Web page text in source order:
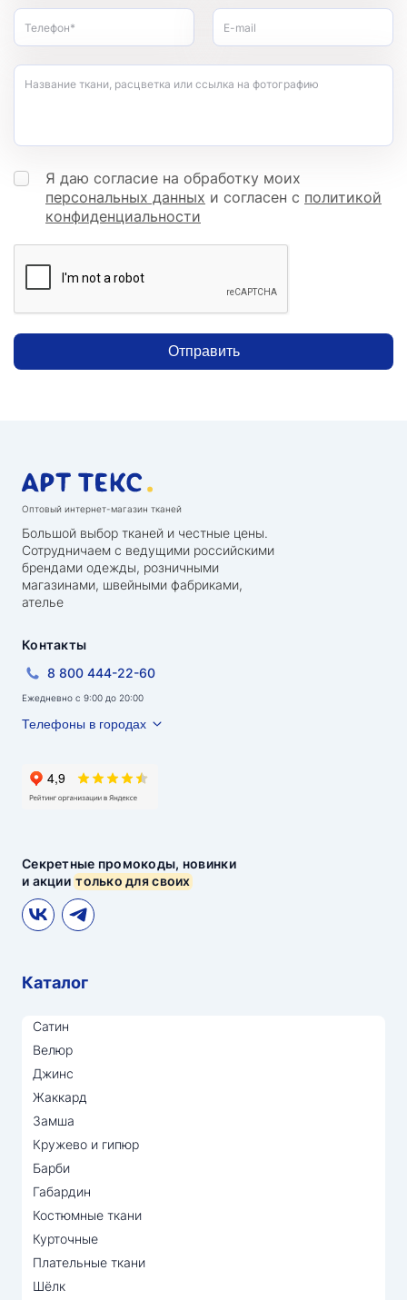
Телефон* E-mail
Название ткани, расцветка или ссылка на фотографию
Я даю согласие на обработку моих
персональных данных и согласен с политикой
конфиденциальности
Отправить
Оптовый интернет-магазин тканей
Большой выбор тканей и честные цены.
Сотрудничаем с ведущими российскими
брендами одежды, розничными
магазинами, швейными фабриками,
ателье
Секретные промокоды, новинки
и акциитолько для своих
Контакты
8 800 444-22-60
Ежедневно с 9:00 до 20:00
Телефоны в городах
Каталог
Сатин
Велюр
Джинс
Жаккард
Замша
Кружево и гипюр
Барби
Габардин
Костюмные ткани
Курточные
Плательные ткани
Шёлк